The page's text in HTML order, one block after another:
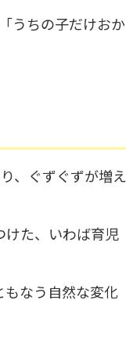
うちの子だけおか
、ぐずぐずが増え
けた、いわば育児
もなう自然な変化